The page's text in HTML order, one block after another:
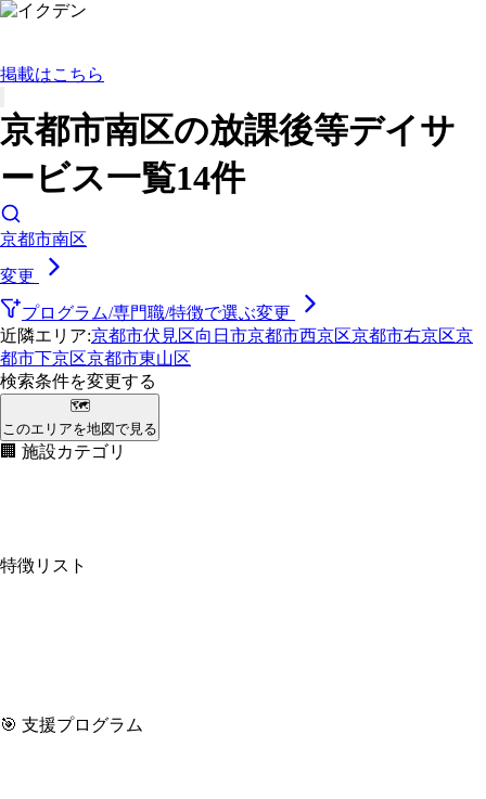
掲載はこちら
京都市南区の放課後等デイサ
ービス一覧14件
京都市南区
変更
プログラム/専門職/特徴で選ぶ変更
近隣エリア:京都市伏見区向日市京都市西京区京都市右京区京
都市下京区京都市東山区
検索条件を変更する
🗺
このエリアを地図で見る
🏢 施設カテゴリ
特徴リスト
🎯 支援プログラム